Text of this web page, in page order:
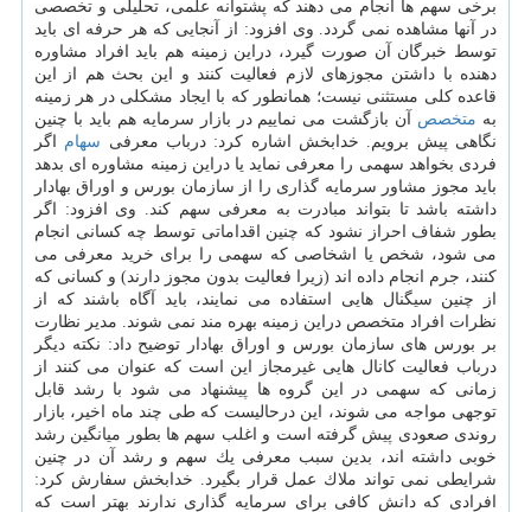
برخی سهم ها انجام می دهند كه پشتوانه علمی، تحلیلی و تخصصی
در آنها مشاهده نمی گردد. وی افزود: از آنجایی كه هر حرفه ای باید
توسط خبرگان آن صورت گیرد، دراین زمینه هم باید افراد مشاوره
دهنده با داشتن مجوزهای لازم فعالیت كنند و این بحث هم از این
قاعده كلی مستثنی نیست؛ همانطور كه با ایجاد مشكلی در هر زمینه
به متخصص آن بازگشت می نماییم در بازار سرمایه هم باید با چنین
نگاهی پیش برویم. خدابخش اشاره كرد: درباب معرفی سهام اگر
فردی بخواهد سهمی را معرفی نماید یا دراین زمینه مشاوره ای بدهد
باید مجوز مشاور سرمایه گذاری را از سازمان بورس و اوراق بهادار
داشته باشد تا بتواند مبادرت به معرفی سهم كند. وی افزود: اگر
بطور شفاف احراز نشود كه چنین اقداماتی توسط چه كسانی انجام
می شود، شخص یا اشخاصی كه سهمی را برای خرید معرفی می
كنند، جرم انجام داده اند (زیرا فعالیت بدون مجوز دارند) و كسانی كه
از چنین سیگنال هایی استفاده می نمایند، باید آگاه باشند كه از
نظرات افراد متخصص دراین زمینه بهره مند نمی شوند. مدیر نظارت
بر بورس های سازمان بورس و اوراق بهادار توضیح داد: نكته دیگر
درباب فعالیت كانال هایی غیرمجاز این است كه عنوان می كنند از
زمانی كه سهمی در این گروه ها پیشنهاد می شود با رشد قابل
توجهی مواجه می شوند، این درحالیست كه طی چند ماه اخیر، بازار
روندی صعودی پیش گرفته است و اغلب سهم ها بطور میانگین رشد
خوبی داشته اند، بدین سبب معرفی یك سهم و رشد آن در چنین
شرایطی نمی تواند ملاك عمل قرار بگیرد. خدابخش سفارش كرد:
افرادی كه دانش كافی برای سرمایه گذاری ندارند بهتر است كه